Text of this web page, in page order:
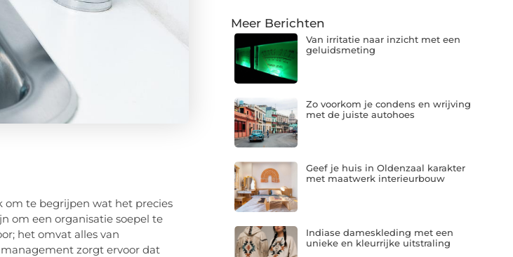
om te begrijpen wat het precies
om een organisatie soepel te
het omvat alles van
zorgt ervoor dat
Meer Berichten
Van irritatie naar inzicht met een
geluidsmeting
Zo voorkom je condens en wrijving
met de juiste autohoes
Geef je huis in Oldenzaal karakter
met maatwerk interieurbouw
Indiase dameskleding met een
unieke en kleurrijke uitstraling